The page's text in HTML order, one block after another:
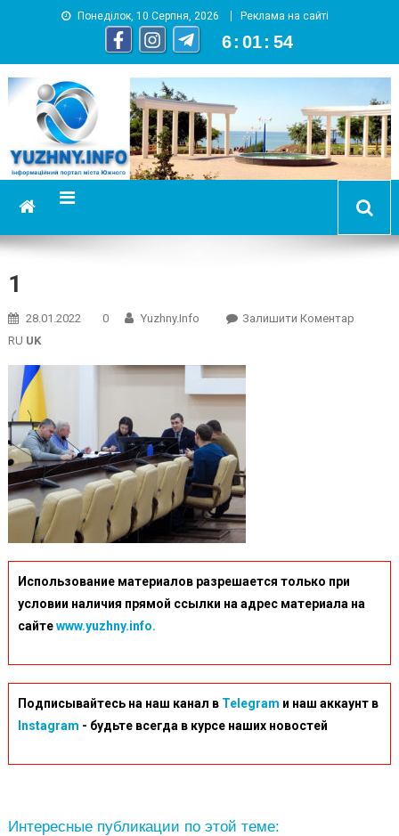
Понеділок, 10 Серпня, 2026 Реклама на сайті
6 : 01 : 55
YUZHNY.INFO
информационный портал города Южный
1
28.01.2022 0 Yuzhny.info Залишити КоментарOn
RU UK
Использование материалов разрешается только при
условии наличия прямой ссылки на адрес материала на
сайтеwww.yuzhny.info.
Подписывайтесь на наш канал в Telegram и наш аккаунт в
Instagram - будьте всегда в курсе наших новостей
Интересные публикации по этой теме: